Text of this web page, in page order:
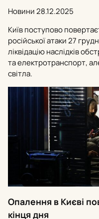
Новини28.12.2025
Київ поступово
російської атаки 27
ліквідацію наслідків
та електротранспорт,
світла.
Опалення в Києві
кінця дня